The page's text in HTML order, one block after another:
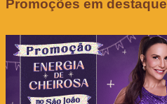
Promoções em destaque